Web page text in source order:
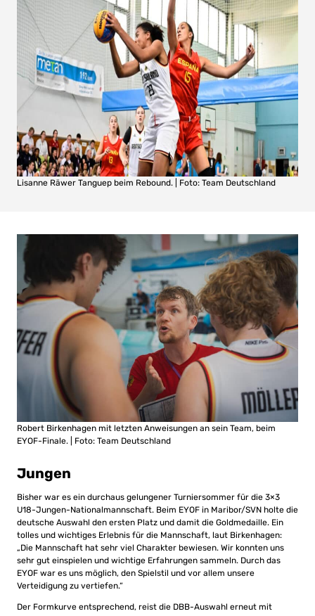
Lisanne Räwer Tanguep beim Rebound. | Foto: Team Deutschland
Robert Birkenhagen mit letzten Anweisungen an sein Team, beim
EYOF-Finale. | Foto: Team Deutschland
Jungen
Bisher war es ein durchaus gelungener Turniersommer für die 3×3
U18-Jungen-Nationalmannschaft. Beim EYOF in Maribor/SVN holte die
deutsche Auswahl den ersten Platz und damit die Goldmedaille. Ein
tolles und wichtiges Erlebnis für die Mannschaft, laut Birkenhagen:
„Die Mannschaft hat sehr viel Charakter bewiesen. Wir konnten uns
sehr gut einspielen und wichtige Erfahrungen sammeln. Durch das
EYOF war es uns möglich, den Spielstil und vor allem unsere
Verteidigung zu vertiefen.“
Der Formkurve entsprechend, reist die DBB-Auswahl erneut mit